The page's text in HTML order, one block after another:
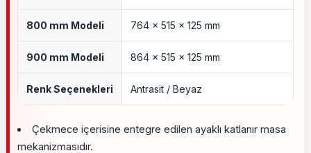
800 mm Modeli 764 × 515 × 125 mm
900 mm Modeli 864 × 515 × 125 mm
Renk Seçenekleri Antrasit / Beyaz
Çekmece içerisine entegre edilen ayaklı katlanır masa
mekanizmasıdır.